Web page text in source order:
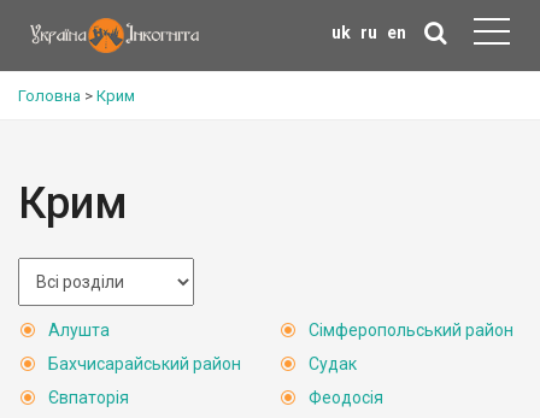
uk ru en
Головна > Крим
Крим
Алушта
Бахчисарайський район
Євпаторія
Сімферопольський район
Судак
Феодосія